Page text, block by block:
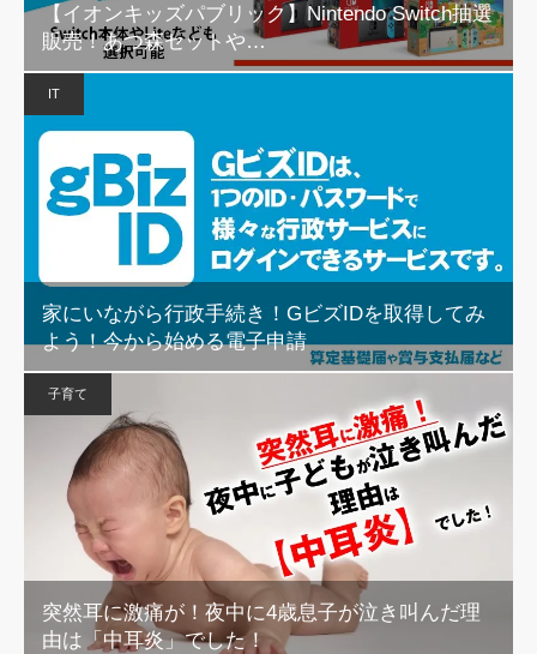
【イオンキッズパブリック】Nintendo Switch抽選
販売！あつ森セットや…
IT
家にいながら行政手続き！GビズIDを取得してみ
よう！今から始める電子申請
子育て
突然耳に激痛が！夜中に4歳息子が泣き叫んだ理
由は「中耳炎」でした！